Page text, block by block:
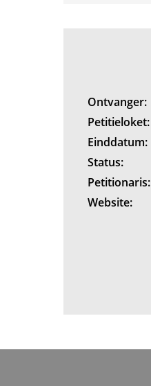
Ontvanger:
Petitieloket:
Einddatum:
Status:
Petitionaris:
Website: